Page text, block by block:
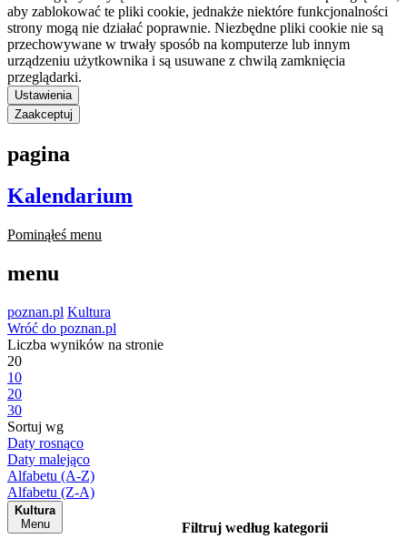
aby zablokować te pliki cookie, jednakże niektóre funkcjonalności
strony mogą nie działać poprawnie. Niezbędne pliki cookie nie są
przechowywane w trwały sposób na komputerze lub innym
urządzeniu użytkownika i są usuwane z chwilą zamknięcia
przeglądarki.
Ustawienia
Zaakceptuj
pagina
Kalendarium
Pominąłeś menu
menu
poznan.pl Kultura
Wróć do poznan.pl
Liczba wyników na stronie
20
10
20
30
Sortuj wg
Daty rosnąco
Daty malejąco
Alfabetu (A-Z)
Alfabetu (Z-A)
Kultura
Menu
Filtruj według kategorii